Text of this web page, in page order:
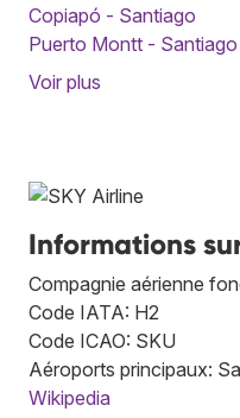
Copiapó - Santiago
Puerto Montt - Santiago
Voir plus
Informations
Compagnie aérienne
Code IATA: H2
Code ICAO: SKU
Aéroports principaux:
Wikipedia